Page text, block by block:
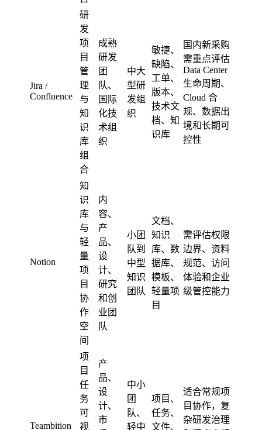
Jira /
Confluence
研
发
项
目
管
理
与
知
识
库
组
合
成熟
研发
团
队、
国际
化技
术组
织
中大
型研
发组
织
敏捷、
缺陷、
工单、
版本、
技术文
档、知
识库
国内新采购
需重点评估
Data Center
生命周期、
Cloud 合
规、数据出
境和长期可
控性
Notion
知
识
库
与
轻
量
项
目
协
作
空
间
内
容、
产
品、
设
计、
研究
和创
业团
队
小团
队到
中型
知识
团队
文档、
知识
库、数
据库、
模板、
轻量项
目
需评估权限
边界、资料
规范、访问
体验和企业
级管控能力
Teambition
项
目
任
务
可
视
产
品、
设
计、
市
中小
团
队、
轻中
项目、
任务、
文件、
适合常规项
目协作，复
杂研发治理